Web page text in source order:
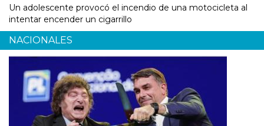
Un adolescente provocó el incendio de una motocicleta al
intentar encender un cigarrillo
NACIONALES